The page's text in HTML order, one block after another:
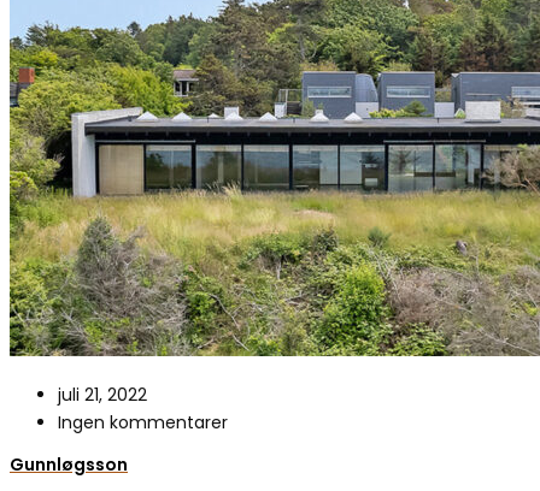
juli 21, 2022
Ingen kommentarer
Gunnløgsson